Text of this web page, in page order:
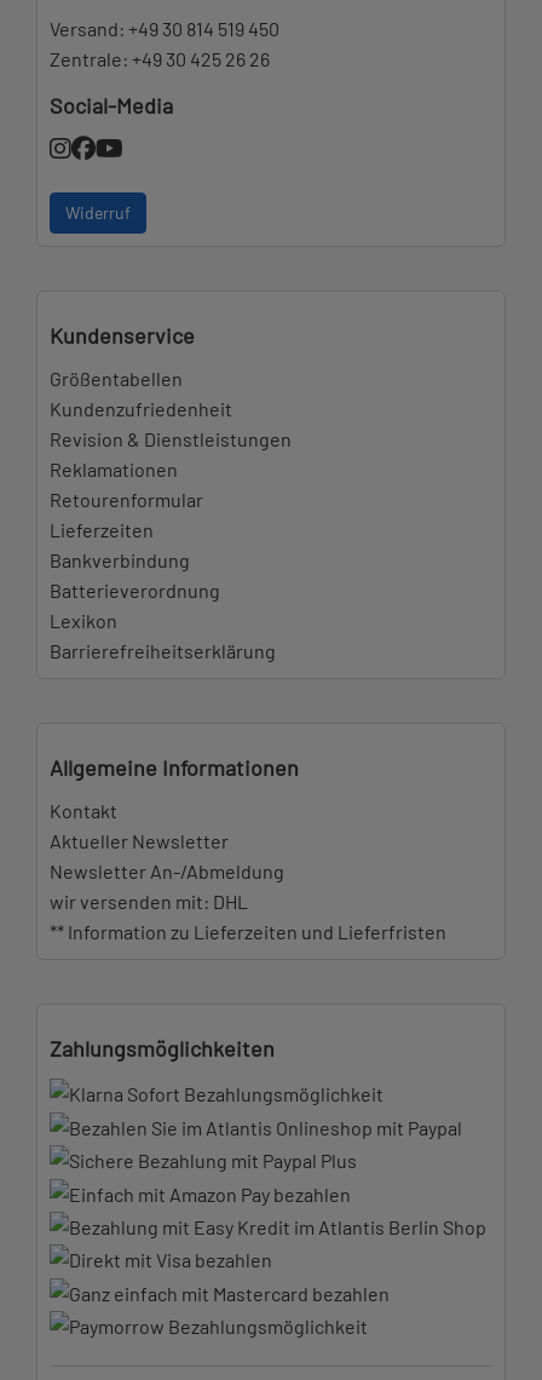
Versand: +49 30 814 519 450
Zentrale: +49 30 425 26 26
Social-Media
Widerruf
Kundenservice
Größentabellen
Kundenzufriedenheit
Revision & Dienstleistungen
Reklamationen
Retourenformular
Lieferzeiten
Bankverbindung
Batterieverordnung
Lexikon
Barrierefreiheitserklärung
Allgemeine Informationen
Kontakt
Aktueller Newsletter
Newsletter An-/Abmeldung
wir versenden mit: DHL
** Information zu Lieferzeiten und Lieferfristen
Zahlungsmöglichkeiten